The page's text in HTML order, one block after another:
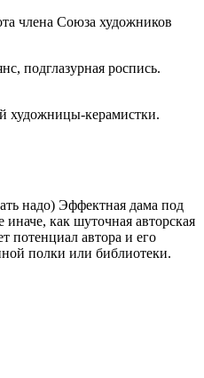
члена Союза художников
подглазурная роспись.
художницы-керамистки.
надо) Эффектная дама под
как шуточная авторская
потенциал автора и его
полки или библиотеки.